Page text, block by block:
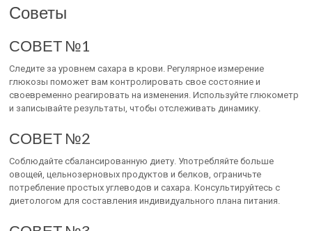
Советы
СОВЕТ №1
Следите за уровнем сахара в крови. Регулярное измерение
глюкозы поможет вам контролировать свое состояние и
своевременно реагировать на изменения. Используйте глюкометр
и записывайте результаты, чтобы отслеживать динамику.
СОВЕТ №2
Соблюдайте сбалансированную диету. Употребляйте больше
овощей, цельнозерновых продуктов и белков, ограничьте
потребление простых углеводов и сахара. Консультируйтесь с
диетологом для составления индивидуального плана питания.